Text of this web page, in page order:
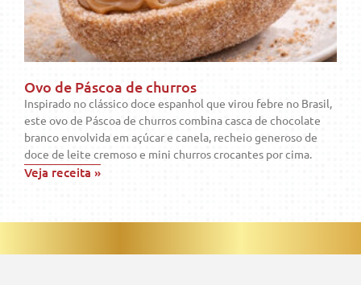
Ovo de Páscoa de churros
Inspirado no clássico doce espanhol que virou febre no Brasil,
este ovo de Páscoa de churros combina casca de chocolate
branco envolvida em açúcar e canela, recheio generoso de
doce de leite cremoso e mini churros crocantes por cima.
Veja receita »